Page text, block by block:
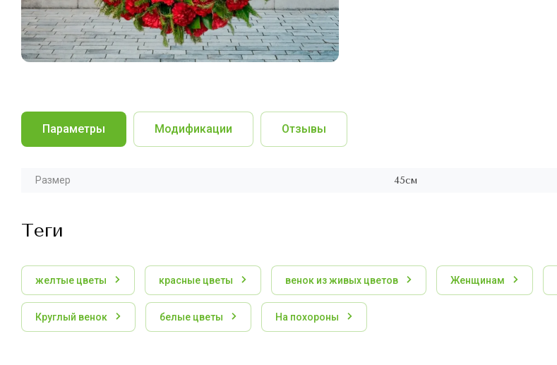
Параметры Модификации Отзывы
Размер 45см
теги
желтые цветы красные цветы венок из живых цветов Женщинам
Круглый венок белые цветы На похороны